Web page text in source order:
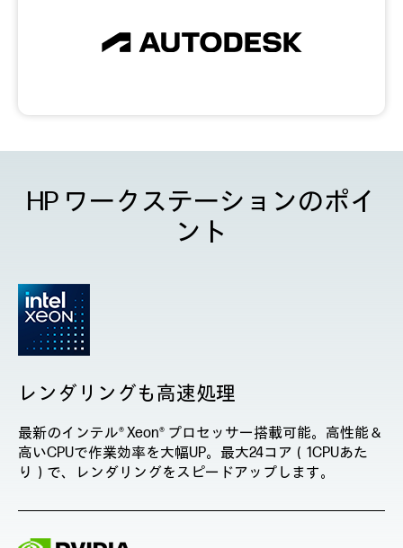
HP ワークステーションのポイ
ント
レンダリングも高速処理
最新のインテル® Xeon® プロセッサー搭載可能。高性能＆
高いCPUで作業効率を大幅UP。最大24コア（1CPUあた
り）で、レンダリングをスピードアップします。